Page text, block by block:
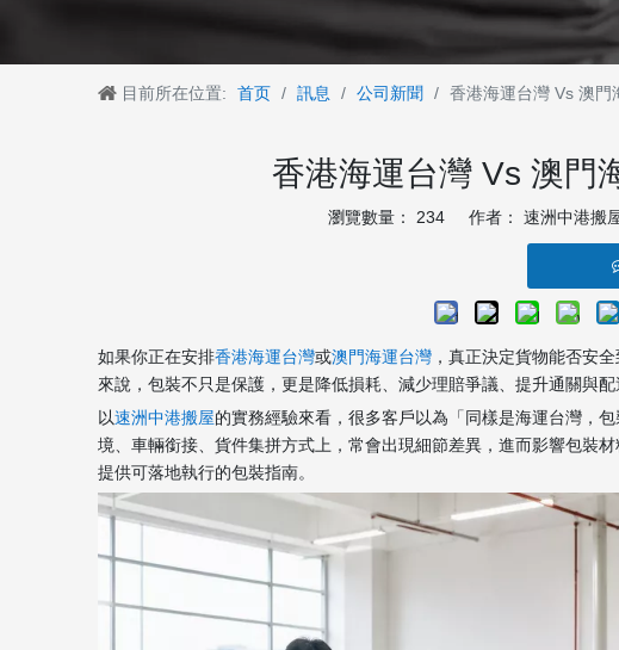
目前所在位置: 首页 / 訊息 / 公司新聞 / 香港海運台灣 Vs 澳門
香港海運台灣 Vs 澳門
瀏覽數量： 234 作者： 速洲中港
如果你正在安排香港海運台灣或澳門海運台灣 ，真正決定貨物能否安
來說，包裝不只是保護，更是降低損耗、減少理賠爭議、提升通關與配
以速洲中港搬屋的實務經驗來看，很多客戶以為「同樣是海運台灣，
境、車輛銜接、貨件集拼方式上，常會出現細節差異，進而影響包裝
提供可落地執行的包裝指南。